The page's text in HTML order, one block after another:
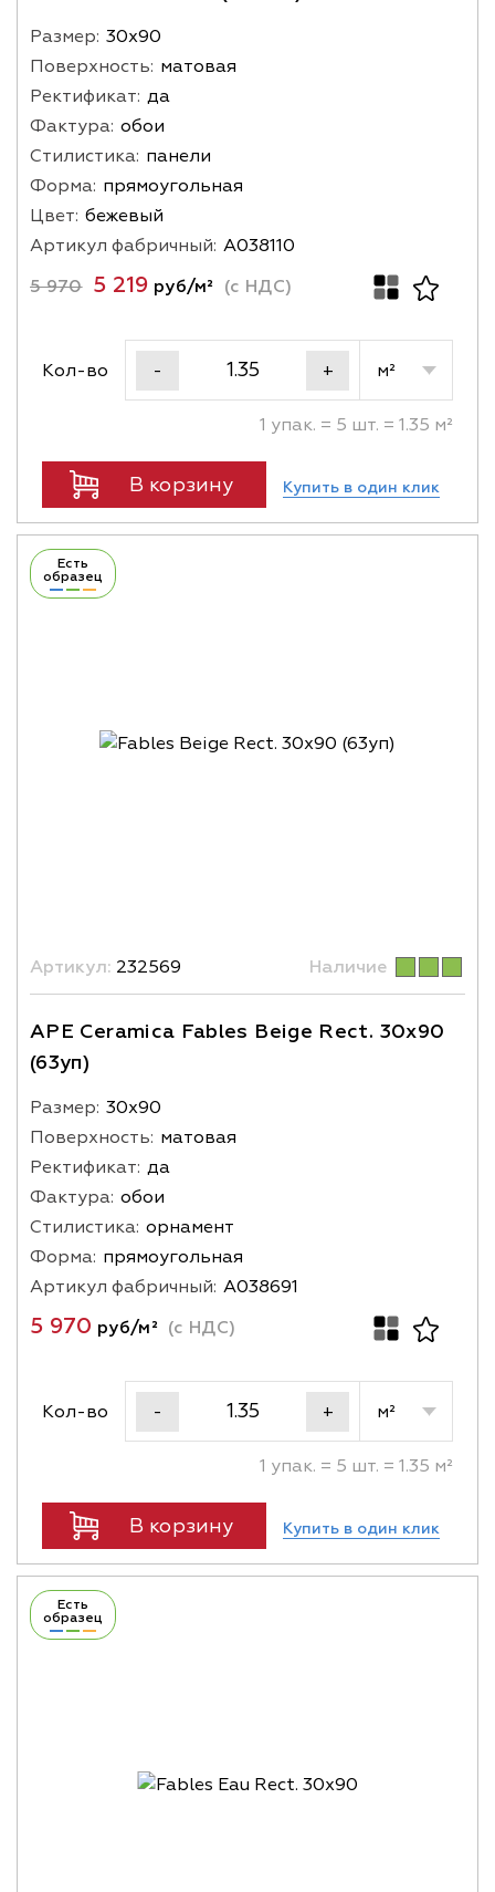
Размер: 30х90
Поверхность: матовая
Ректификат: да
Фактура: обои
Стилистика: панели
Форма: прямоугольная
Цвет: бежевый
Артикул фабричный: A038110
5 970 5 219 руб/м² (с НДС)
Кол-во - + м²
1 упак. = 5 шт. = 1.35 м²
В корзину Купить в один клик
Есть
образец
Артикул: 232569 Наличие
APE Ceramica Fables Beige Rect. 30x90
(63уп)
Размер: 30х90
Поверхность: матовая
Ректификат: да
Фактура: обои
Стилистика: орнамент
Форма: прямоугольная
Артикул фабричный: A038691
5 970 руб/м² (с НДС)
Кол-во - + м²
1 упак. = 5 шт. = 1.35 м²
В корзину Купить в один клик
Есть
образец